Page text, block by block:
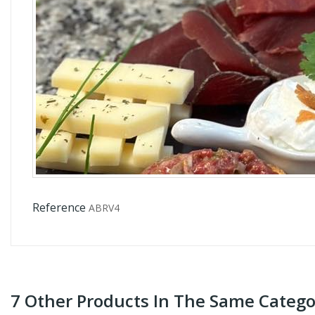
Reference ABRV4
7 Other Products In The Same